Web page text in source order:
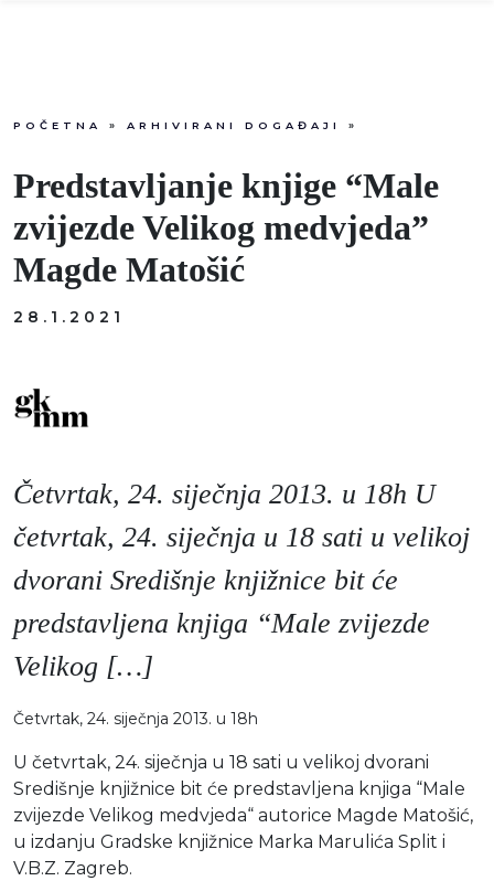
Događaji
Moj GKMM
English
POČETNA » ARHIVIRANI DOGAĐAJI »
Predstavljanje knjige “Male
zvijezde Velikog medvjeda”
Magde Matošić
28.1.2021
Četvrtak, 24. siječnja 2013. u 18h U
četvrtak, 24. siječnja u 18 sati u velikoj
dvorani Središnje knjižnice bit će
predstavljena knjiga “Male zvijezde
Velikog […]
Četvrtak, 24. siječnja 2013. u 18h
U četvrtak, 24. siječnja u 18 sati u velikoj dvorani
Središnje knjižnice bit će predstavljena knjiga “Male
zvijezde Velikog medvjeda“ autorice Magde Matošić,
u izdanju Gradske knjižnice Marka Marulića Split i
V.B.Z. Zagreb.